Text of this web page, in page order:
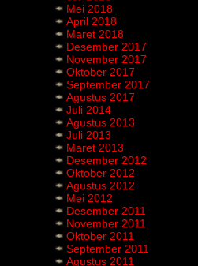
Mei 2018
April 2018
Maret 2018
Desember 2017
November 2017
Oktober 2017
September 2017
Agustus 2017
Juli 2014
Agustus 2013
Juli 2013
Maret 2013
Desember 2012
Oktober 2012
Agustus 2012
Mei 2012
Desember 2011
November 2011
Oktober 2011
September 2011
Agustus 2011